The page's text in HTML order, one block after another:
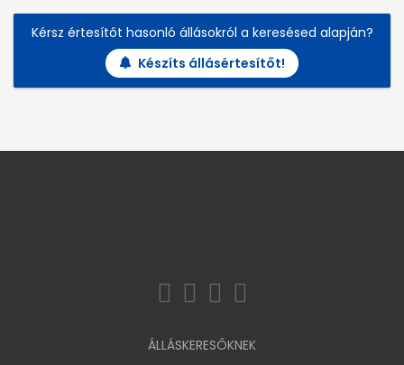
Kérsz értesítőt hasonló állásokról a keresésed alapján?
Készíts állásértesítőt!
ÁLLÁSKERESŐKNEK